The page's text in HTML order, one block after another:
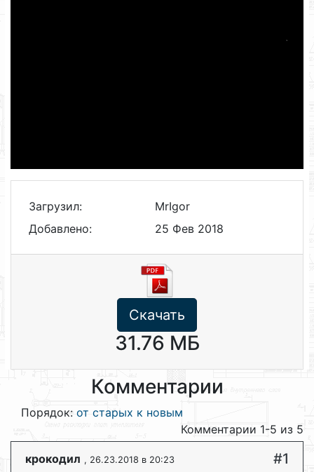
Загрузил:
MrIgor
Добавлено:
25 Фев 2018
Скачать
31.76 МБ
Комментарии
Порядок: от старых к новым
Комментарии 1-5 из 5
крокодил , 26.23.2018 в 20:23 #1